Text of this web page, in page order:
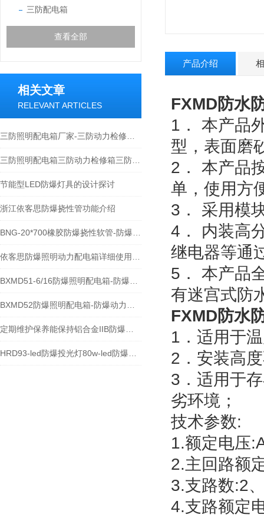
三防配电箱
查看全部
相关文章
RELEVANT ARTICLES
节能型LED防爆灯具的设计探讨
浙江依客思防爆挠性管功能介绍
产品介绍
FXMD防水
1． 本产品
型，表面磨
2． 本产品
单，使用方
3． 采用模
4． 内装高
继电器等通
5． 本产品
有迷宫式防
FXMD防水
1．适用于
2．安装高
3．适用于
劣环境；
技术参数:
1.额定电压
2.主回路额
3.支路数:2
4.支路额定